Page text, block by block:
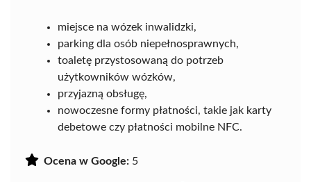
miejsce na wózek inwalidzki,
parking dla osób niepełnosprawnych,
toaletę przystosowaną do potrzeb
użytkowników wózków,
przyjazną obsługę,
nowoczesne formy płatności, takie jak karty
debetowe czy płatności mobilne NFC.
Ocena w Google: 5